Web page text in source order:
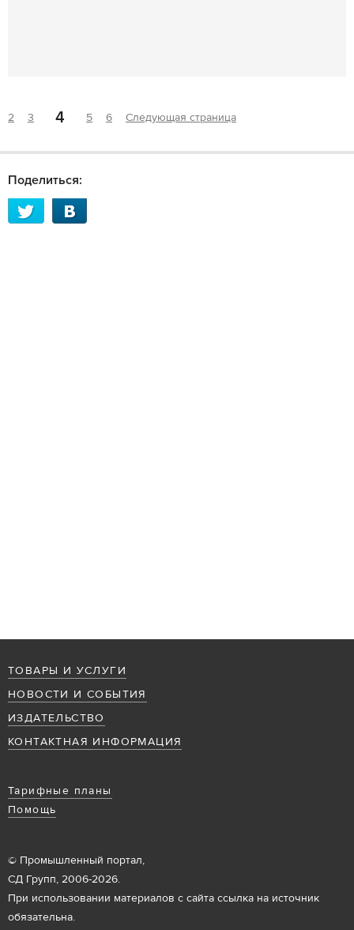
2 3 4 5 6 Следующая страница
Поделиться:
ТОВАРЫ И УСЛУГИ
НОВОСТИ И СОБЫТИЯ
ИЗДАТЕЛЬСТВО
КОНТАКТНАЯ ИНФОРМАЦИЯ
Тарифные планы
Помощь
© Промышленный портал,
СД Групп, 2006-2026.
При использовании материалов с сайта ссылка на источник
обязательна.